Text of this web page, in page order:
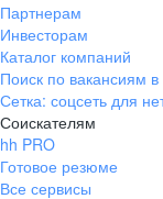
Партнерам
Инвесторам
Каталог компаний
Поиск по вакансиям
Сетка: соцсеть для
Соискателям
hh PRO
Готовое резюме
Все сервисы